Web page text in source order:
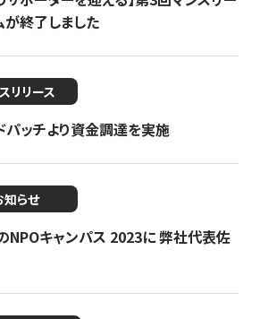
終了しました
リリース
パッチより資金調達を実施
知らせ
NPOキャンパス 2023に 弊社代表佐